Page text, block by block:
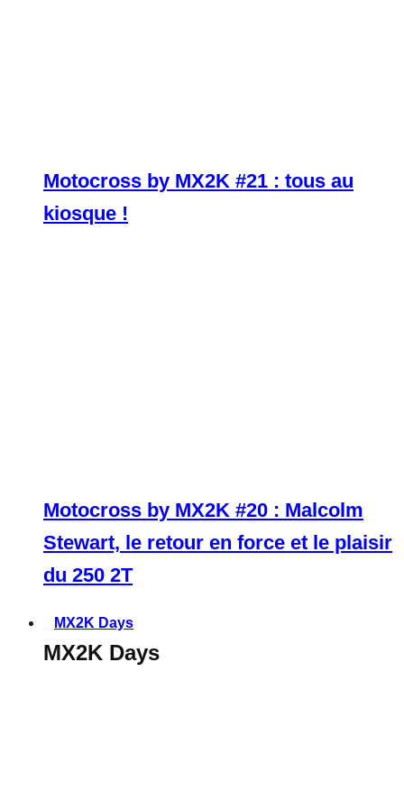
Motocross by MX2K #21 : tous au
kiosque !
Motocross by MX2K #20 : Malcolm
Stewart, le retour en force et le plaisir
du 250 2T
MX2K Days
MX2K Days